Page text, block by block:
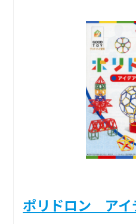
ポリドロン アイ